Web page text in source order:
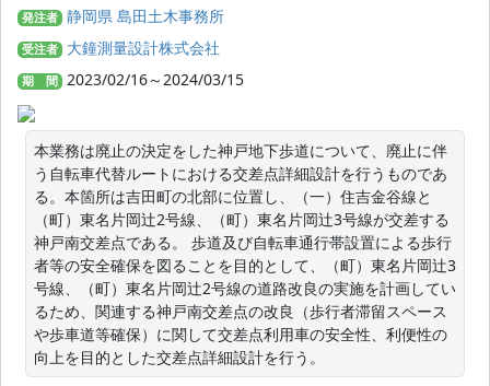
発注者 静岡県 島田土木事務所
受注者 大鐘測量設計株式会社
期 間 2023/02/16～2024/03/15
本業務は廃止の決定をした神戸地下歩道について、廃止に伴
う自転車代替ルートにおける交差点詳細設計を行うものであ
る。本箇所は吉田町の北部に位置し、（一）住吉金谷線と
（町）東名片岡辻2号線、（町）東名片岡辻3号線が交差する
神戸南交差点である。 歩道及び自転車通行帯設置による歩行
者等の安全確保を図ることを目的として、（町）東名片岡辻3
号線、（町）東名片岡辻2号線の道路改良の実施を計画してい
るため、関連する神戸南交差点の改良（歩行者滞留スペース
や歩車道等確保）に関して交差点利用車の安全性、利便性の
向上を目的とした交差点詳細設計を行う。